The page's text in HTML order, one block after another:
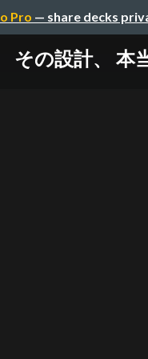
Pro — share decks
その設計、 本